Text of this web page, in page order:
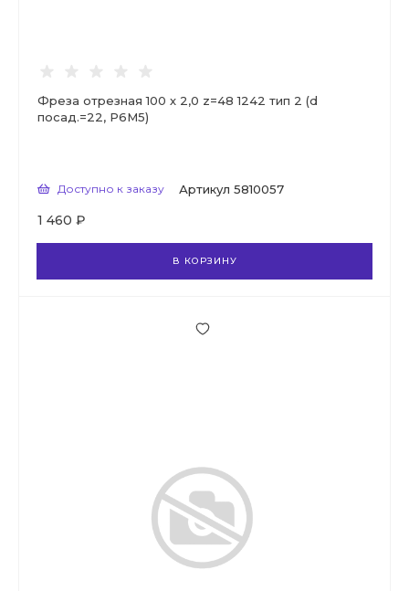
Фреза отрезная 100 х 2,0 z=48 1242 тип 2 (d
посад.=22, Р6М5)
Доступно к заказу Артикул 5810057
1 460 ₽
В КОРЗИНУ